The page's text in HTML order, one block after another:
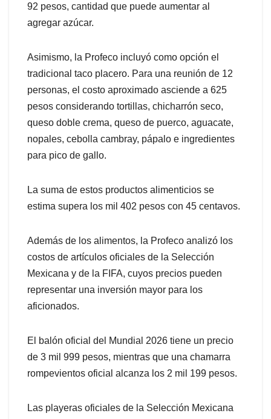
92 pesos, cantidad que puede aumentar al
agregar azúcar.
Asimismo, la Profeco incluyó como opción el
tradicional taco placero. Para una reunión de 12
personas, el costo aproximado asciende a 625
pesos considerando tortillas, chicharrón seco,
queso doble crema, queso de puerco, aguacate,
nopales, cebolla cambray, pápalo e ingredientes
para pico de gallo.
La suma de estos productos alimenticios se
estima supera los mil 402 pesos con 45 centavos.
Además de los alimentos, la Profeco analizó los
costos de artículos oficiales de la Selección
Mexicana y de la FIFA, cuyos precios pueden
representar una inversión mayor para los
aficionados.
El balón oficial del Mundial 2026 tiene un precio
de 3 mil 999 pesos, mientras que una chamarra
rompevientos oficial alcanza los 2 mil 199 pesos.
Las playeras oficiales de la Selección Mexicana